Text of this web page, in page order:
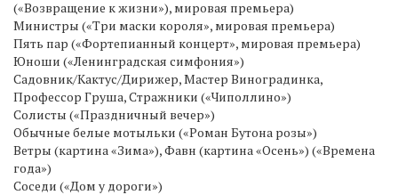
(«Возвращение к жизни»), мировая премьера)
Министры («Три маски короля», мировая премьера)
Пять пар («Фортепианный концерт», мировая премьера)
Юноши («Ленинградская симфония»)
Садовник/Кактус/Дирижер, Мастер Виноградинка,
Профессор Груша, Стражники («Чиполлино»)
Солисты («Праздничный вечер»)
Обычные белые мотыльки («Роман Бутона розы»)
Ветры (картина «Зима»), Фавн (картина «Осень») («Времена
года»)
Соседи («Дом у дороги»)